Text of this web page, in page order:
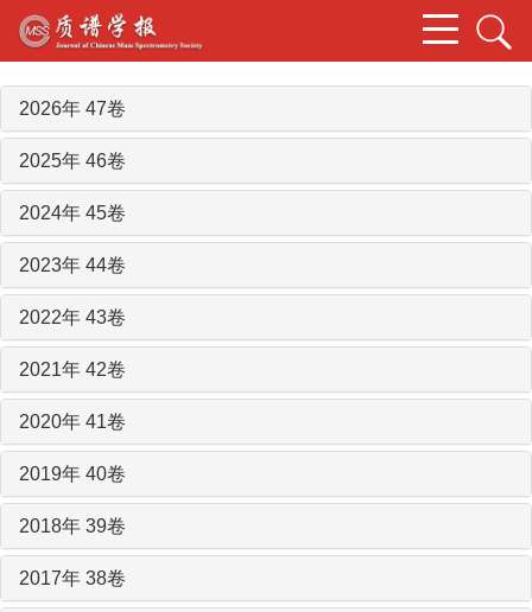
2026年 47卷
2025年 46卷
2024年 45卷
2023年 44卷
2022年 43卷
2021年 42卷
2020年 41卷
2019年 40卷
2018年 39卷
2017年 38卷